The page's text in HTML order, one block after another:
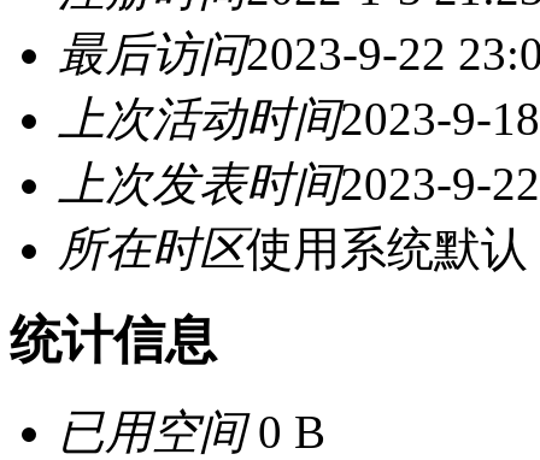
最后访问2023-9-22
上次活动时间2023-9-
上次发表时间2023-9-
所在时区使用系统默认
统计信息
已用空间0 B